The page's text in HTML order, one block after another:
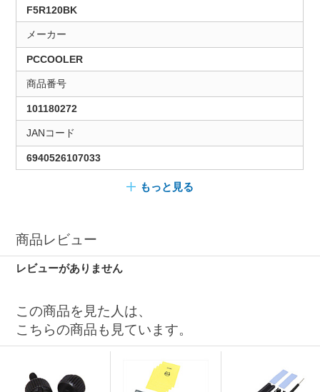
F5R120BK
メーカー
PCCOOLER
商品番号
101180272
JANコード
6940526107033
もっと見る
商品レビュー
レビューがありません
この商品を見た人は、
こちらの商品も見ています。